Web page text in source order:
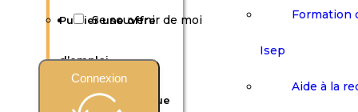
Publier une offre
d’emploi
Formation continue
Formation
Isep
Aide à la
Se souvenir de moi
Connexion